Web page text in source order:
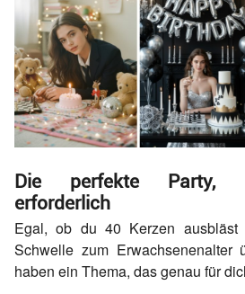
Die perfekte Party,
erforderlich
Egal, ob du 40 Kerzen
Schwelle zum Erwachsenenalter
haben ein Thema, das genau für